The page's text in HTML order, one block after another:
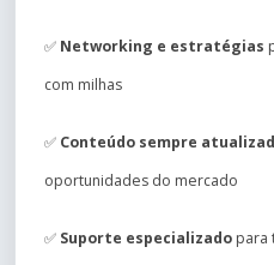
✅ Networking e estratégias
com milhas
✅ Conteúdo sempre
oportunidades do mercado
✅ Suporte especializado para